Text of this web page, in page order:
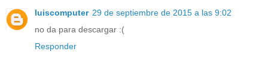
luiscomputer 29 de septiembre de 2015 a las 9:02
no da para descargar :(
Responder